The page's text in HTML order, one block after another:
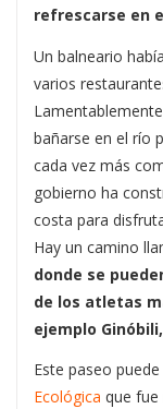
refrescarse en
Un balneario
varios
bañarse en el río
cada vez más
gobierno ha
costa para
Hay un camino
donde se
de los atletas
ejemplo
Este paseo
Ecológica que